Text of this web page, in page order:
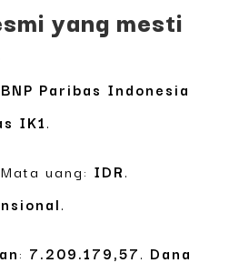
yang mesti
BNP Paribas Indonesia
IK1.
uang: IDR.
.
: 7.209.179,57. Dana